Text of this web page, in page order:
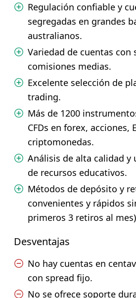
Regulación confiable y
segregadas en grandes
australianos.
Variedad de cuentas con
comisiones medias.
Excelente selección de
trading.
Más de 1200
CFDs en forex, acciones,
criptomonedas.
Análisis de alta calidad y
de recursos educativos.
Métodos de depósito y
convenientes y rápidos
primeros 3 retiros al
Desventajas
No hay cuentas en
con spread fijo.
No se ofrece soporte